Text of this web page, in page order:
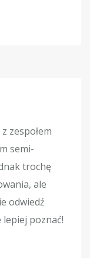
zespołem
semi-
trochę
ale
odwiedź
lepiej poznać!